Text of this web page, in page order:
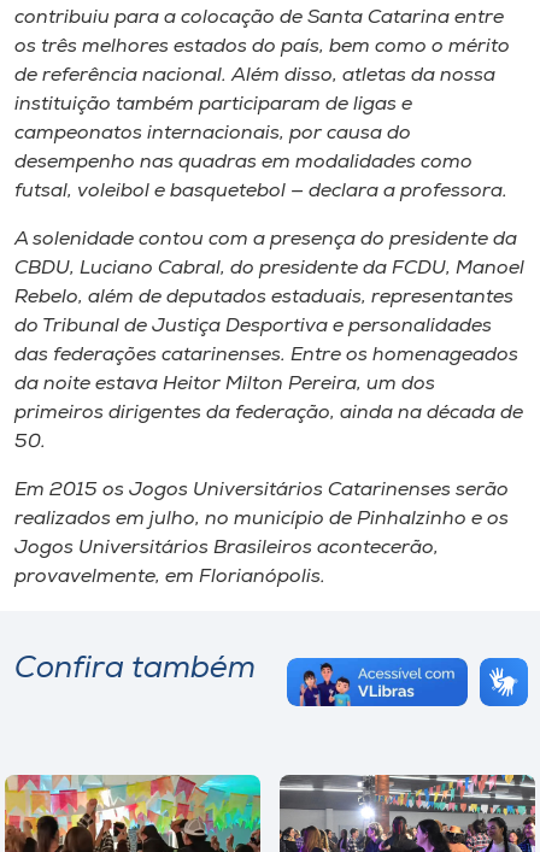
contribuiu para a colocação de Santa Catarina entre
os três melhores estados do país, bem como o mérito
de referência nacional. Além disso, atletas da nossa
instituição também participaram de ligas e
campeonatos internacionais, por causa do
desempenho nas quadras em modalidades como
futsal, voleibol e basquetebol — declara a professora.
A solenidade contou com a presença do presidente da
CBDU, Luciano Cabral, do presidente da FCDU, Manoel
Rebelo, além de deputados estaduais, representantes
do Tribunal de Justiça Desportiva e personalidades
das federações catarinenses. Entre os homenageados
da noite estava Heitor Milton Pereira, um dos
primeiros dirigentes da federação, ainda na década de
50.
Em 2015 os Jogos Universitários Catarinenses serão
realizados em julho, no município de Pinhalzinho e os
Jogos Universitários Brasileiros acontecerão,
provavelmente, em Florianópolis.
Confira também